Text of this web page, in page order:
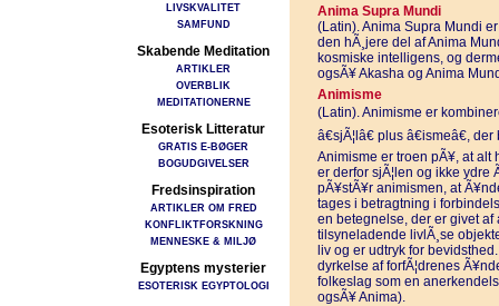
LIVSKVALITET
SAMFUND
Skabende Meditation
ARTIKLER
OVERBLIK
MEDITATIONERNE
Esoterisk Litteratur
GRATIS E-BØGER
BOGUDGIVELSER
Fredsinspiration
ARTIKLER OM FRED
KONFLIKTFORSKNING
MENNESKE & MILJØ
Egyptens mysterier
ESOTERISK EGYPTOLOGI
Anima Supra Mundi
(Latin). Anima Supra Mundi
den hÃ¸jere del af Anima
kosmiske intelligens, og
ogsÃ¥ Akasha og Anima
Animisme
(Latin). Animisme er
â€sjÃ¦lâ€ plus â€ismeâ€,
Animisme er troen pÃ¥, at alt
er derfor sjÃ¦len og ikke ydre
pÃ¥stÃ¥r animismen, at
tages i betragtning i
en betegnelse, der er givet
tilsyneladende livlÃ¸se
liv og er udtryk for
dyrkelse af forfÃ¦drenes
folkeslag som en
ogsÃ¥ Anima).